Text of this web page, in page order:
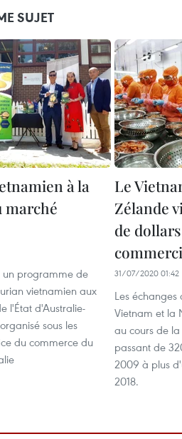
SUJET
à la
marché
un programme de
vietnamien aux
l'État d'Australie-
sous les
du commerce du
Le
Zélande
de
31/07/2020 01:42
Les
Vietnam et la
au cours de
passant de
2009 à plus
2018.